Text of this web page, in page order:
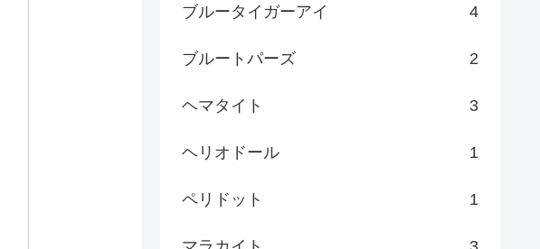
ブルータイガーアイ 4
ブルートパーズ 2
ヘマタイト 3
ヘリオドール 1
ペリドット 1